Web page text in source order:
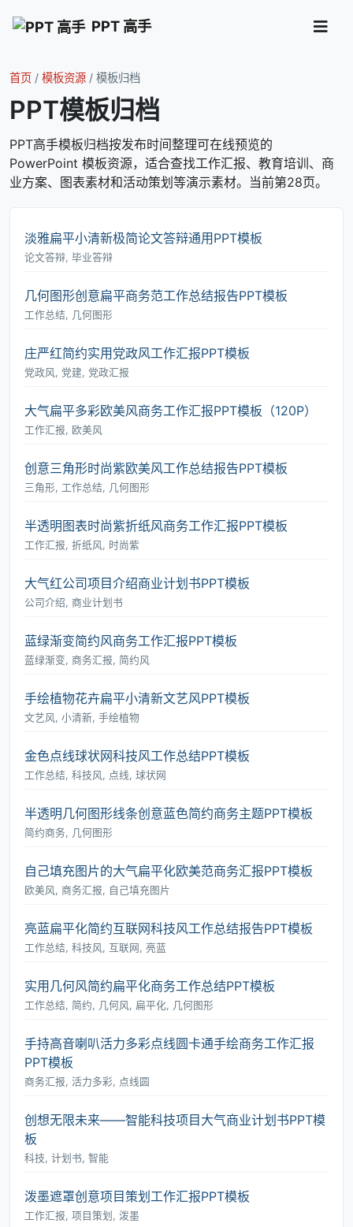
PPT 高手
首页 / 模板资源 / 模板归档
PPT模板归档
PPT高手模板归档按发布时间整理可在线预览的
PowerPoint 模板资源，适合查找工作汇报、教育培训、商
业方案、图表素材和活动策划等演示素材。当前第28页。
淡雅扁平小清新极简论文答辩通用PPT模板
论文答辩, 毕业答辩
几何图形创意扁平商务范工作总结报告PPT模板
工作总结, 几何图形
庄严红简约实用党政风工作汇报PPT模板
党政风, 党建, 党政汇报
大气扁平多彩欧美风商务工作汇报PPT模板（120P）
工作汇报, 欧美风
创意三角形时尚紫欧美风工作总结报告PPT模板
三角形, 工作总结, 几何图形
半透明图表时尚紫折纸风商务工作汇报PPT模板
工作汇报, 折纸风, 时尚紫
大气红公司项目介绍商业计划书PPT模板
公司介绍, 商业计划书
蓝绿渐变简约风商务工作汇报PPT模板
蓝绿渐变, 商务汇报, 简约风
手绘植物花卉扁平小清新文艺风PPT模板
文艺风, 小清新, 手绘植物
金色点线球状网科技风工作总结PPT模板
工作总结, 科技风, 点线, 球状网
半透明几何图形线条创意蓝色简约商务主题PPT模板
简约商务, 几何图形
自己填充图片的大气扁平化欧美范商务汇报PPT模板
欧美风, 商务汇报, 自己填充图片
亮蓝扁平化简约互联网科技风工作总结报告PPT模板
工作总结, 科技风, 互联网, 亮蓝
实用几何风简约扁平化商务工作总结PPT模板
工作总结, 简约, 几何风, 扁平化, 几何图形
手持高音喇叭活力多彩点线圆卡通手绘商务工作汇报
PPT模板
商务汇报, 活力多彩, 点线圆
创想无限未来――智能科技项目大气商业计划书PPT模
板
科技, 计划书, 智能
泼墨遮罩创意项目策划工作汇报PPT模板
工作汇报, 项目策划, 泼墨